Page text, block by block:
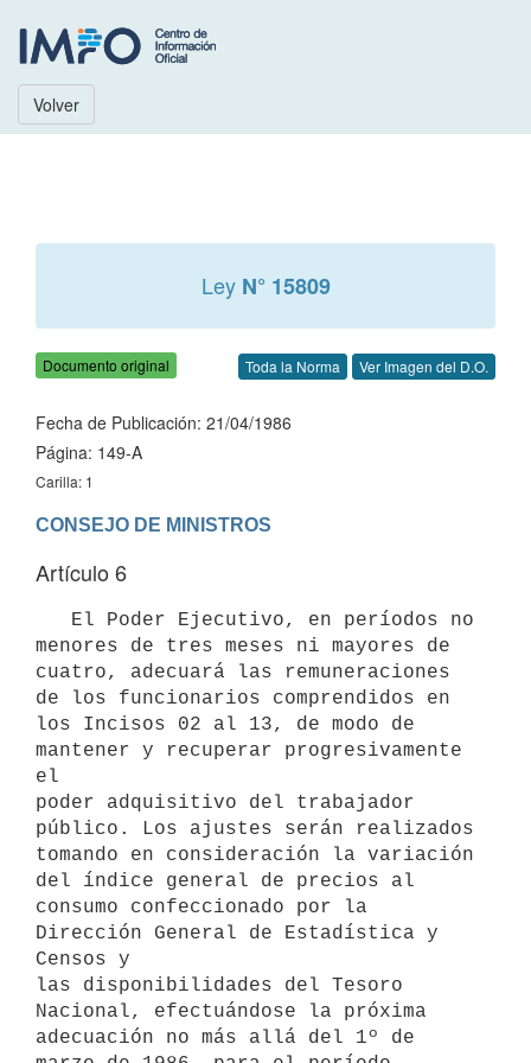
Volver
Ley N° 15809
Documento original Toda la Norma Ver Imagen del D.O.
Fecha de Publicación: 21/04/1986
Página: 149-A
Carilla: 1
CONSEJO DE MINISTROS
Artículo 6
menores de tres meses ni mayores de
cuatro, adecuará las remuneraciones
de los funcionarios comprendidos en
los Incisos 02 al 13, de modo de
mantener y recuperar progresivamente
el
poder adquisitivo del trabajador
público. Los ajustes serán realizados
tomando en consideración la variación
del índice general de precios al
consumo confeccionado por la
Dirección General de Estadística y
Censos y
las disponibilidades del Tesoro
Nacional, efectuándose la próxima
adecuación no más allá del 1º de